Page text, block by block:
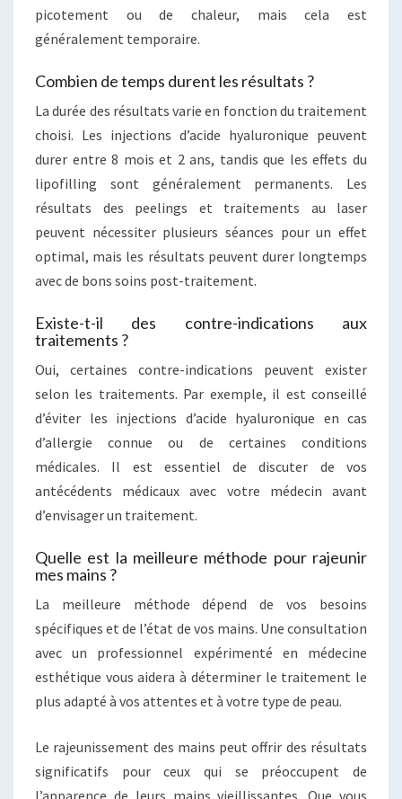
picotement ou de chaleur, mais cela est
généralement temporaire.
Combien de temps durent les résultats ?
La durée des résultats varie en fonction du traitement
choisi. Les injections d’acide hyaluronique peuvent
durer entre 8 mois et 2 ans, tandis que les effets du
lipofilling sont généralement permanents. Les
résultats des peelings et traitements au laser
peuvent nécessiter plusieurs séances pour un effet
optimal, mais les résultats peuvent durer longtemps
avec de bons soins post-traitement.
Existe-t-il des contre-indications aux
traitements ?
Oui, certaines contre-indications peuvent exister
selon les traitements. Par exemple, il est conseillé
d’éviter les injections d’acide hyaluronique en cas
d’allergie connue ou de certaines conditions
médicales. Il est essentiel de discuter de vos
antécédents médicaux avec votre médecin avant
d’envisager un traitement.
Quelle est la meilleure méthode pour rajeunir
mes mains ?
La meilleure méthode dépend de vos besoins
spécifiques et de l’état de vos mains. Une consultation
avec un professionnel expérimenté en médecine
esthétique vous aidera à déterminer le traitement le
plus adapté à vos attentes et à votre type de peau.
Le rajeunissement des mains peut offrir des résultats
significatifs pour ceux qui se préoccupent de
l’apparence de leurs mains vieillissantes. Que vous